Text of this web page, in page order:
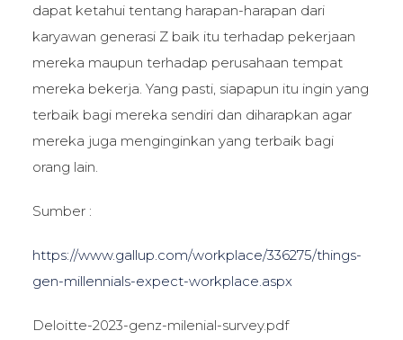
dapat ketahui tentang harapan-harapan dari
karyawan generasi Z baik itu terhadap pekerjaan
mereka maupun terhadap perusahaan tempat
mereka bekerja. Yang pasti, siapapun itu ingin yang
terbaik bagi mereka sendiri dan diharapkan agar
mereka juga menginginkan yang terbaik bagi
orang lain.
Sumber :
https://www.gallup.com/workplace/336275/things-
gen-millennials-expect-workplace.aspx
Deloitte-2023-genz-milenial-survey.pdf